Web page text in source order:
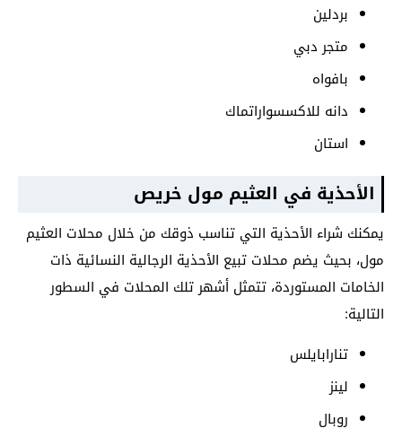
بردلين
متجر دبي
بافواه
دانه للاكسسواراتماك
استان
الأحذية في العثيم مول خريص
يمكنك شراء الأحذية التي تناسب ذوقك من خلال محلات العثيم
مول، بحيث يضم محلات تبيع الأحذية الرجالية النسائية ذات
الخامات المستوردة، تتمثل أشهر تلك المحلات في السطور
التالية:
تنارابايلس
لينز
روبال